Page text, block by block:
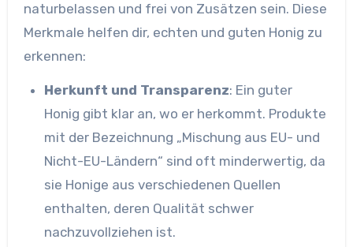
naturbelassen und frei von Zusätzen sein. Diese
Merkmale helfen dir, echten und guten Honig zu
erkennen:
Herkunft und Transparenz: Ein guter
Honig gibt klar an, wo er herkommt. Produkte
mit der Bezeichnung „Mischung aus EU- und
Nicht-EU-Ländern“ sind oft minderwertig, da
sie Honige aus verschiedenen Quellen
enthalten, deren Qualität schwer
nachzuvollziehen ist.